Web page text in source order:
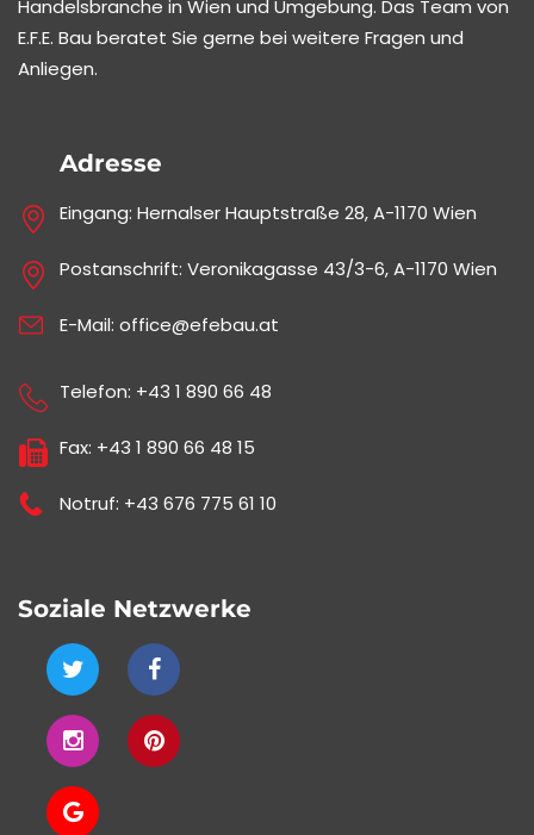
Handelsbranche in Wien und Umgebung. Das Team von
E.F.E. Bau beratet Sie gerne bei weitere Fragen und
Anliegen.
Adresse
Eingang: Hernalser Hauptstraße 28, A-1170 Wien
Postanschrift: Veronikagasse 43/3-6, A-1170 Wien
E-Mail: office@efebau.at
Telefon: +43 1 890 66 48
Fax: +43 1 890 66 48 15
Notruf: +43 676 775 61 10
Soziale Netzwerke